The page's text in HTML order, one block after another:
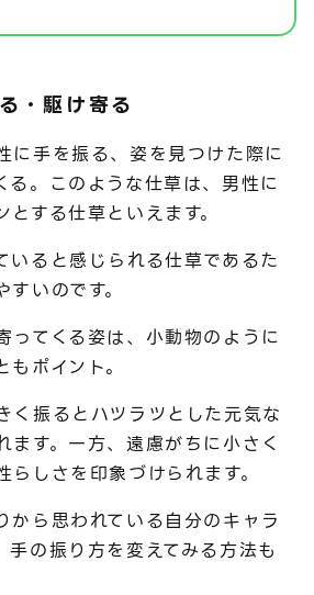
・駆け寄る
に手を振る、姿を見つけた際に
る。このような仕草は、男性に
する仕草といえます。
いると感じられる仕草であるた
いのです。
ってくる姿は、小動物のように
ポイント。
く振るとハツラツとした元気な
ます。一方、遠慮がちに小さく
しさを印象づけられます。
から思われている自分のキャラ
手の振り方を変えてみる方法も